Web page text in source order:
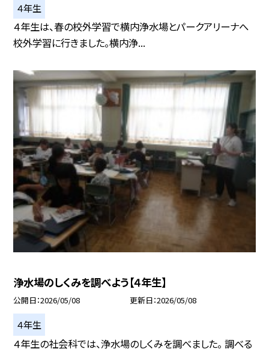
４年生
４年生は、春の校外学習で横内浄水場とパークアリーナへ
校外学習に行きました。横内浄...
浄水場のしくみを調べよう【４年生】
公開日 2026/05/08 更新日 2026/05/08
４年生
４年生の社会科では、浄水場のしくみを調べました。 調べる